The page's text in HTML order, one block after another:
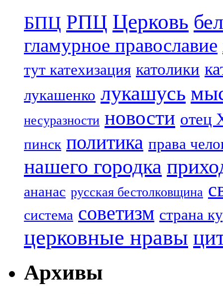
БПЦ РПЦ Церковь
гламурное православие
тут катехизация католики
лукашенко лукашусь
несуразности новости отец
пинск политика права
нашего городка
ананас русская бестолковщина
система советизм страна
церковные нравы
Архивы